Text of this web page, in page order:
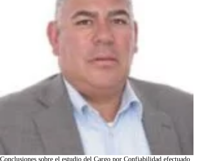
Conclusiones sobre el estudio del Cargo por Confiabilidad efectuado